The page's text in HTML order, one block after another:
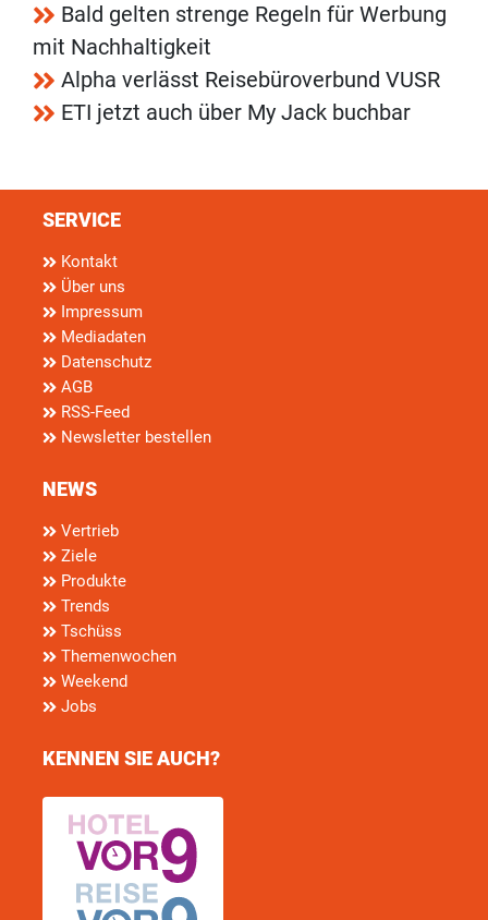
Bald gelten strenge Regeln für Werbung
mit Nachhaltigkeit
Alpha verlässt Reisebüroverbund VUSR
ETI jetzt auch über My Jack buchbar
SERVICE
Kontakt
Über uns
Impressum
Mediadaten
Datenschutz
AGB
RSS-Feed
Newsletter bestellen
NEWS
Vertrieb
Ziele
Produkte
Trends
Tschüss
Themenwochen
Weekend
Jobs
KENNEN SIE AUCH?